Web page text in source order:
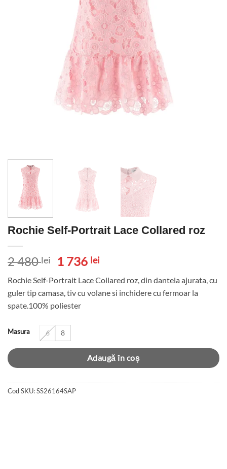
Rochie Self-Portrait Lace Collared roz
2 480lei
Prețul
a
fost:
2
480 lei.
1 736 leiPrețul
este:
1
Rochie Self-Portrait Lace Collared roz, din dantela ajurata, cu
guler tip camasa, tiv cu volane si inchidere cu fermoar la
spate.100% poliester
Masura 6 8
Adaugă în coș
Cod SKU:SS26164SAP